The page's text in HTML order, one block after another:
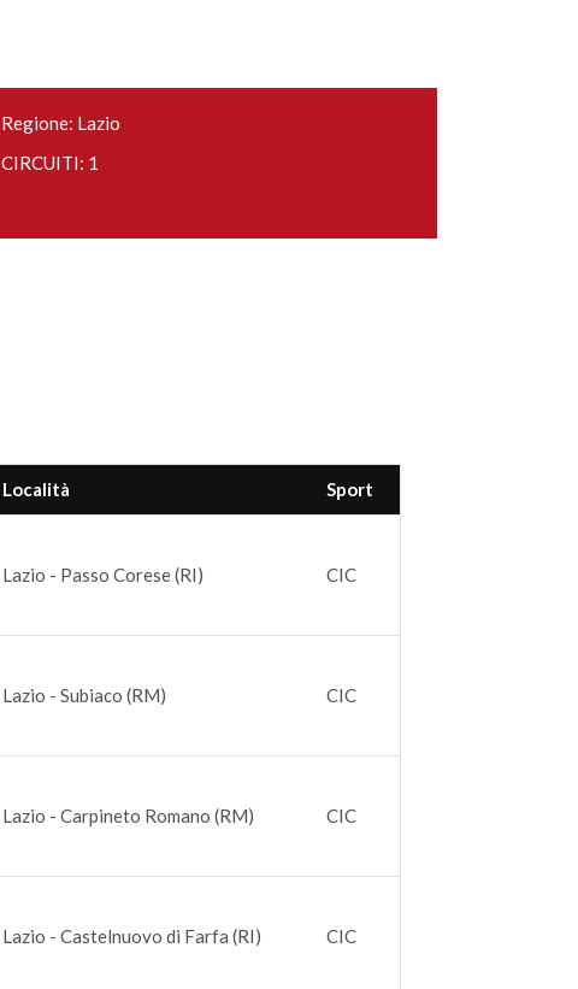
Regione: Lazio
CIRCUITI: 1
Località Sport
Lazio - Passo Corese (RI) CIC
Lazio - Subiaco (RM) CIC
Lazio - Carpineto Romano (RM) CIC
Lazio - Castelnuovo di Farfa (RI) CIC